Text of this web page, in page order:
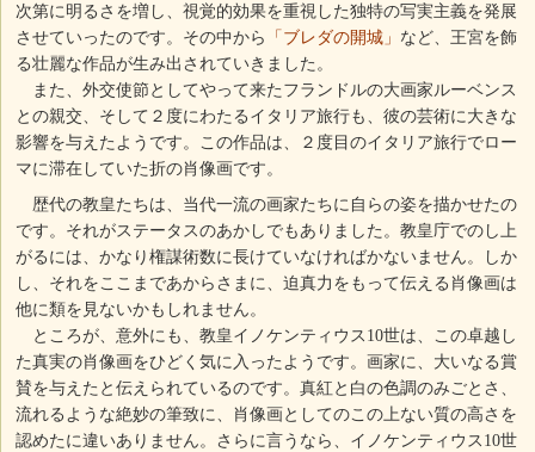
次第に明るさを増し、視覚的効果を重視した独特の写実主義を発展
させていったのです。その中から
「ブレダの開城」 など、王宮を飾
る壮麗な作品が生み出されていきました。
また、外交使節としてやって来たフランドルの大画家ルーベンス
との親交、そして２度にわたるイタリア旅行も、彼の芸術に大きな
影響を与えたようです。この作品は、２度目のイタリア旅行でロー
マに滞在していた折の肖像画です。
歴代の教皇たちは、当代一流の画家たちに自らの姿を描かせたの
です。それがステータスのあかしでもありました。教皇庁でのし上
がるには、かなり権謀術数に長けていなければかないません。しか
し、それをここまであからさまに、迫真力をもって伝える肖像画は
他に類を見ないかもしれません。
ところが、意外にも、教皇イノケンティウス10世は、この卓越し
た真実の肖像画をひどく気に入ったようです。画家に、大いなる賞
賛を与えたと伝えられているのです。真紅と白の色調のみごとさ、
流れるような絶妙の筆致に、肖像画としてのこの上ない質の高さを
認めたに違いありません。さらに言うなら、イノケンティウス10世